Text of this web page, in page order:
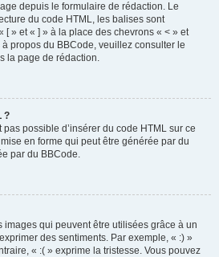
depuis le formulaire de rédaction. Le
du code HTML, les balises sont
[ » et « ] » à la place des chevrons « < » et
propos du BBCode, veuillez consulter le
la page de rédaction.
?
pas possible d’insérer du code HTML sur ce
en forme qui peut être générée par du
par du BBCode.
images qui peuvent être utilisées grâce à un
des sentiments. Par exemple, « :) »
« :( » exprime la tristesse. Vous pouvez